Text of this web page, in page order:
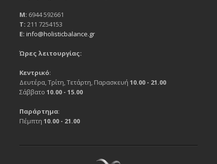
Μ: 6944 592661
Τ: 211 7254153
Ε: info@holisticbalance.gr
Ώρες λειτουργίας:
Κεντρικό:
Δευτέρα, Τρίτη, Τετάρτη, Παρασκευή 10.00 - 21.00
Σάββατο 10.00 - 15.00
Παράρτημα:
Πέμπτη 10.00 - 21.00